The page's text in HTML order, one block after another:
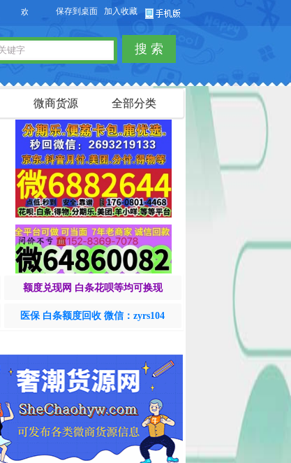
欢迎您访问【货品源】微商货源网站，本站可以免费发布微商货源信息，免
保存到桌面 加入收藏
搜 索
微商货源 全部分类
额度兑现网 白条花呗等均可换现
医保 白条额度回收 微信：zyrs104